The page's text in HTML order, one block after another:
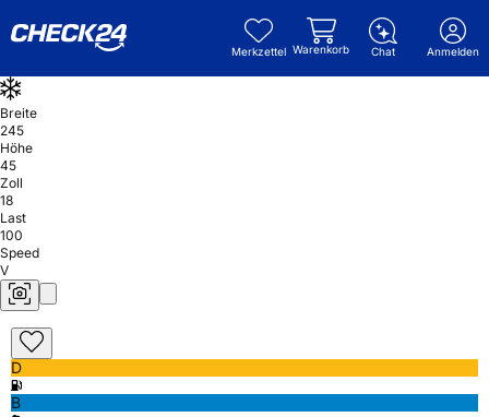
Merkzettel Warenkorb Chat Anmelden
Breite
245
Höhe
45
Zoll
18
Last
100
Speed
V
D
B